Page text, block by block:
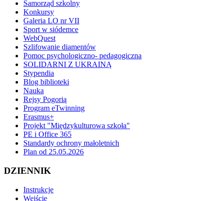
Samorząd szkolny
Konkursy
Galeria LO nr VII
Sport w siódemce
WebQuest
Szlifowanie diamentów
Pomoc psychologiczno- pedagogiczna
SOLIDARNI Z UKRAINĄ
Stypendia
Blog biblioteki
Nauka
Rejsy Pogorią
Program eTwinning
Erasmus+
Projekt "Międzykulturowa szkoła"
PE i Office 365
Standardy ochrony małoletnich
Plan od 25.05.2026
DZIENNIK
Instrukcje
Wejście